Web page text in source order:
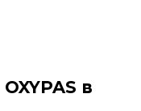
в